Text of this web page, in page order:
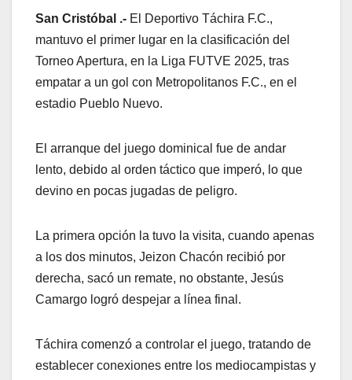
San Cristóbal .- El Deportivo Táchira F.C.,
mantuvo el primer lugar en la clasificación del
Torneo Apertura, en la Liga FUTVE 2025, tras
empatar a un gol con Metropolitanos F.C., en el
estadio Pueblo Nuevo.
El arranque del juego dominical fue de andar
lento, debido al orden táctico que imperó, lo que
devino en pocas jugadas de peligro.
La primera opción la tuvo la visita, cuando apenas
a los dos minutos, Jeizon Chacón recibió por
derecha, sacó un remate, no obstante, Jesús
Camargo logró despejar a línea final.
Táchira comenzó a controlar el juego, tratando de
establecer conexiones entre los mediocampistas y